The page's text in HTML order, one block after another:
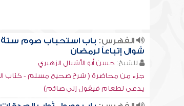
الفهرس: باب استحباب صوم ستة
شوال إتباعاً لرمضان
للشيخ: حسن أبو الأشبال الزهيري
جزء من محاضرة ( شرح صحيح مسلم - كتاب
يدعى لطعام فيقول إني صائم)